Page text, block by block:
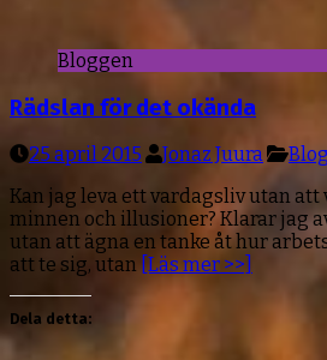
Bloggen
Rädslan för det okända
25 april 2015 Jonaz Juura
Kan jag leva ett vardagsliv utan att
minnen och illusioner? Klarar jag
utan att ägna en tanke åt hur
att te sig, utan [Läs mer >>]
Dela detta: